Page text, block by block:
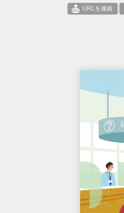
URLを連絡